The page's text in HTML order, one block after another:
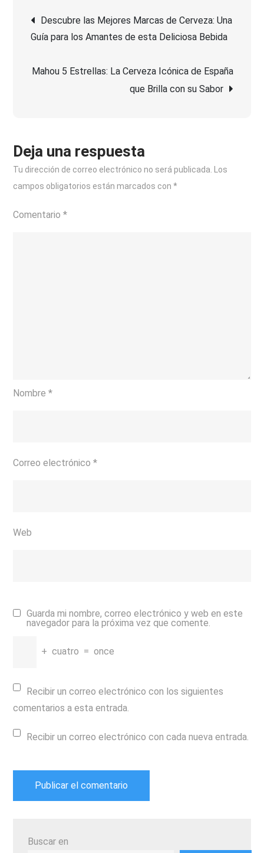
Marcas
de
para
una
Navegación
de
entradas
Descubre las Mejores Marcas de Cerveza: Una
Guía para los Amantes de esta Deliciosa Bebida
Mahou 5 Estrellas: La Cerveza Icónica de España
que Brilla con su Sabor
Deja una respuesta
Tu dirección de correo electrónico no será publicada.
Los
campos obligatorios están marcados con*
Comentario*
Nombre*
Correo electrónico*
Web
Guarda mi nombre, correo electrónico y web en este
navegador para la próxima vez que comente.
+ cuatro = once
Recibir un correo electrónico con los siguientes
comentarios a esta entrada.
Recibir un correo electrónico con cada nueva entrada.
Buscar en